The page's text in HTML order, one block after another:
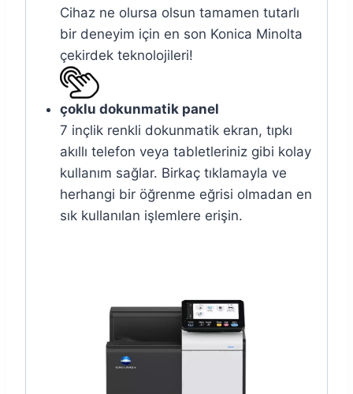
Cihaz ne olursa olsun tamamen tutarlı
bir deneyim için en son Konica Minolta
çekirdek teknolojileri!
çoklu dokunmatik panel
7 inçlik renkli dokunmatik ekran, tıpkı
akıllı telefon veya tabletleriniz gibi kolay
kullanım sağlar. Birkaç tıklamayla ve
herhangi bir öğrenme eğrisi olmadan en
sık kullanılan işlemlere erişin.